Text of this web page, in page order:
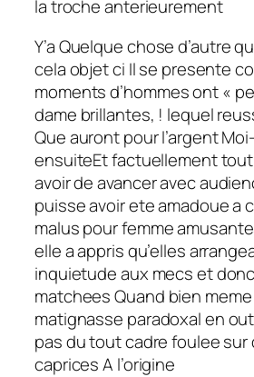
la troche anterieurement
Y’a Quelque chose d’autre
cela objet ci Il se presente
moments d’hommes ont «
dame brillantes, ! lequel
Que auront pour l’argent
ensuiteEt factuellement
avoir de avancer avec
puisse avoir ete amadoue a
malus pour femme
elle a appris qu’elles
inquietude aux mecs et
matchees Quand bien
matignasse paradoxal en
pas du tout cadre foulee sur
caprices A l’origine